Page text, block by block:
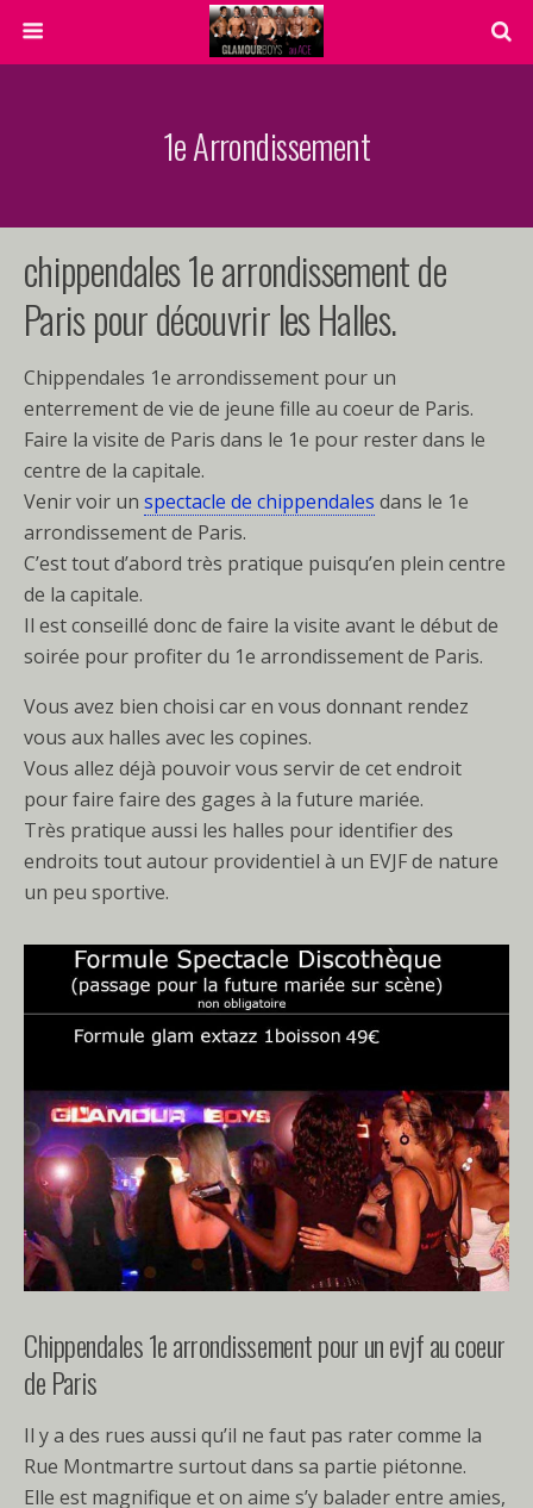
1e Arrondissement
chippendales 1e arrondissement de
Paris pour découvrir les Halles.
Chippendales 1e arrondissement pour un
enterrement de vie de jeune fille au coeur de Paris.
Faire la visite de Paris dans le 1e pour rester dans le
centre de la capitale.
Venir voir un spectacle de chippendales dans le 1e
arrondissement de Paris.
C’est tout d’abord très pratique puisqu’en plein centre
de la capitale.
Il est conseillé donc de faire la visite avant le début de
soirée pour profiter du 1e arrondissement de Paris.
Vous avez bien choisi car en vous donnant rendez
vous aux halles avec les copines.
Vous allez déjà pouvoir vous servir de cet endroit
pour faire faire des gages à la future mariée.
Très pratique aussi les halles pour identifier des
endroits tout autour providentiel à un EVJF de nature
un peu sportive.
Chippendales 1e arrondissement pour un evjf au coeur
de Paris
Il y a des rues aussi qu’il ne faut pas rater comme la
Rue Montmartre surtout dans sa partie piétonne.
Elle est magnifique et on aime s’y balader entre amies,